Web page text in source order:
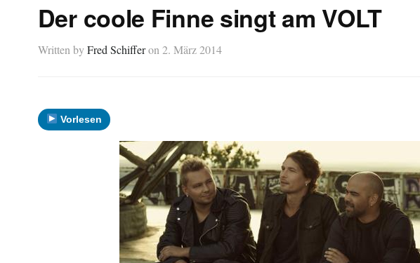
Der coole Finne singt am VOLT
Written byFred Schiffer on 2. März 2014
Vorlesen